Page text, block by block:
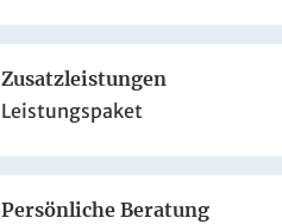
Zusatzleistungen
Leistungspaket
Persönliche Beratung